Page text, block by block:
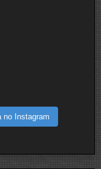
no Instagram